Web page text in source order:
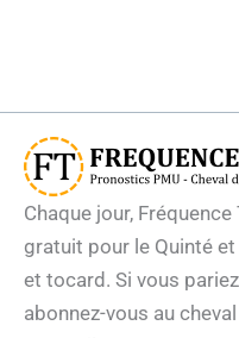
Chaque jour,
gratuit pour le Quinté
et tocard. Si vous
abonnez-vous au